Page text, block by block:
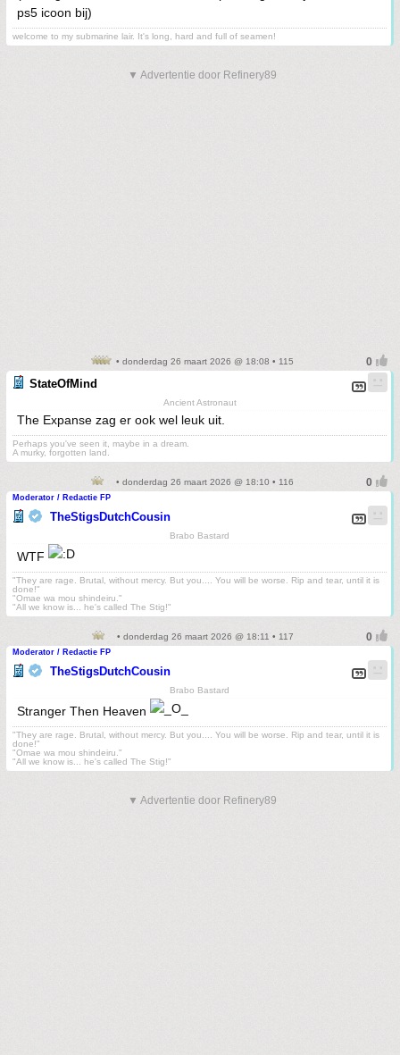
ps5 icoon bij)
welcome to my submarine lair. It's long, hard and full of seamen!
▼ Advertentie door Refinery89
• donderdag 26 maart 2026 @ 18:08 • 115
StateOfMind
Ancient Astronaut
The Expanse zag er ook wel leuk uit.
Perhaps you've seen it, maybe in a dream.
A murky, forgotten land.
• donderdag 26 maart 2026 @ 18:10 • 116
Moderator / Redactie FP
TheStigsDutchCousin
Brabo Bastard
WTF
"They are rage. Brutal, without mercy. But you.... You will be worse. Rip and tear, until it is
done!"
"Omae wa mou shindeiru."
"All we know is... he's called The Stig!"
• donderdag 26 maart 2026 @ 18:11 • 117
Moderator / Redactie FP
TheStigsDutchCousin
Brabo Bastard
Stranger Then Heaven
"They are rage. Brutal, without mercy. But you.... You will be worse. Rip and tear, until it is
done!"
"Omae wa mou shindeiru."
"All we know is... he's called The Stig!"
▼ Advertentie door Refinery89